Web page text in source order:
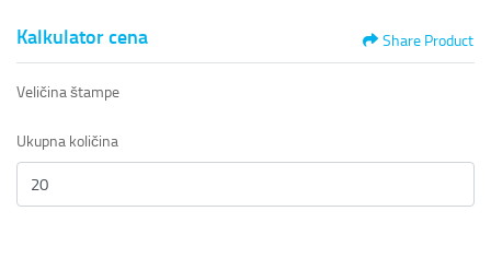
Kalkulator cena Share Product
Veličina štampe
Ukupna količina